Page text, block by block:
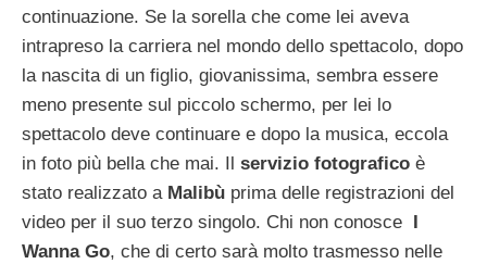
continuazione. Se la sorella che come lei aveva
intrapreso la carriera nel mondo dello spettacolo, dopo
la nascita di un figlio, giovanissima, sembra essere
meno presente sul piccolo schermo, per lei lo
spettacolo deve continuare e dopo la musica, eccola
in foto più bella che mai. Il servizio fotografico è
stato realizzato a Malibù prima delle registrazioni del
video per il suo terzo singolo. Chi non conosce I
Wanna Go, che di certo sarà molto trasmesso nelle